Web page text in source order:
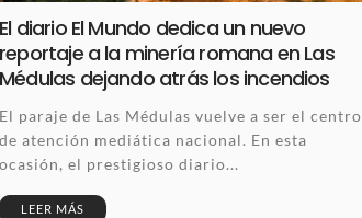
El diario El Mundo dedica un nuevo
reportaje a la minería romana en Las
Médulas dejando atrás los incendios
El paraje de Las Médulas vuelve a ser el centro
de atención mediática nacional. En esta
ocasión, el prestigioso diario...
LEER MÁS